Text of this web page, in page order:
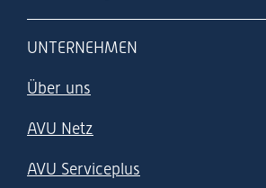
UNTERNEHMEN
Über uns
AVU Netz
AVU Serviceplus